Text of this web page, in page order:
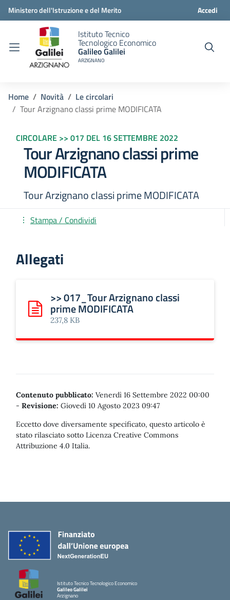
Ministero dell'Istruzione e del Merito Accedi
Istituto Tecnico
Tecnologico Economico
Galileo Galilei
ARZIGNANO
Home Novità
Le circolari
Tour Arzignano classi prime MODIFICATA
CIRCOLARE >> 017 DEL 16 SETTEMBRE 2022
Tour Arzignano classi prime
MODIFICATA
Tour Arzignano classi prime MODIFICATA
Stampa / Condividi
Allegati
Scarica: >> 017_Tour Arzignano classi prime MODIFICATA
>> 017_Tour Arzignano classi
prime MODIFICATA
237,8 KB
Contenuto pubblicato: Venerdì 16 Settembre 2022 00:00
- Revisione: Giovedì 10 Agosto 2023 09:47
Eccetto dove diversamente specificato, questo articolo è
stato rilasciato sotto Licenza Creative Commons
Attribuzione 4.0 Italia.
Istituto Tecnico Tecnologico Economico
Galileo Galilei
Arzignano